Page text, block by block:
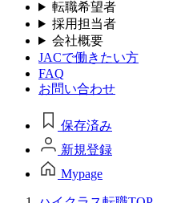
転職希望者
採用担当者
会社概要
JACで働きたい方
FAQ
お問い合わせ
保存済み
新規登録
Mypage